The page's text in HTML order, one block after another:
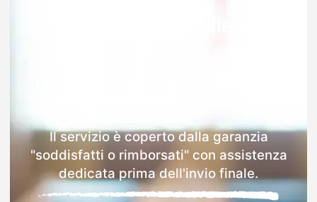
Il servizio è coperto dalla garanzia
"soddisfatti o rimborsati" con assistenza
dedicata prima dell'invio finale.